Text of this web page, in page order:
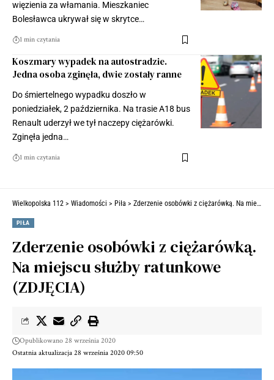
więzienia za włamania. Mieszkaniec
Bolesławca ukrywał się w skrytce…
1 min czytania
Koszmary wypadek na autostradzie.
Jedna osoba zginęła, dwie zostały ranne
Do śmiertelnego wypadku doszło w
poniedziałek, 2 października. Na trasie A18 bus
Renault uderzył we tył naczepy ciężarówki.
Zginęła jedna…
1 min czytania
Wielkopolska 112 > Wiadomości > Piła > Zderzenie osobówki z ciężarówką. Na miejscu służby ratunkowe (ZDJĘCIA)
PIŁA
Zderzenie osobówki z ciężarówką.
Na miejscu służby ratunkowe
(ZDJĘCIA)
Ostatnia aktualizacja 28 września 2020 09:50
Opublikowano 28 września 2020